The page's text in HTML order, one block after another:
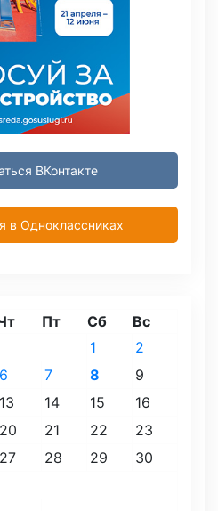
ВКонтакте
в Одноклассниках
Пт Сб Вс
1
2
6 7 8
9
13 14 15
16
20 21 22
23
27 28 29
30